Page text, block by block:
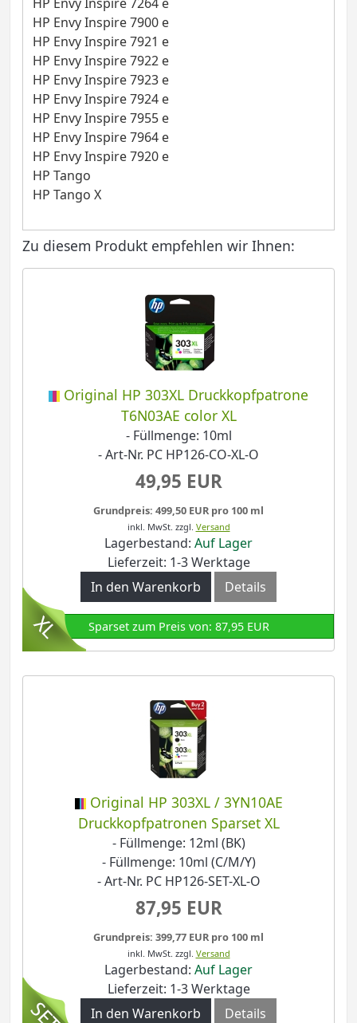
HP Envy Inspire 7900 e
HP Envy Inspire 7921 e
HP Envy Inspire 7922 e
HP Envy Inspire 7923 e
HP Envy Inspire 7924 e
HP Envy Inspire 7955 e
HP Envy Inspire 7964 e
HP Envy Inspire 7920 e
HP Tango
HP Tango X
Zu diesem Produkt empfehlen wir Ihnen:
Original HP 303XL Druckkopfpatrone
T6N03AE color XL
- Füllmenge: 10ml
- Art-Nr. PC HP126-CO-XL-O
49,95 EUR
Grundpreis: 499,50 EUR pro 100 ml
inkl. MwSt. zzgl. Versand
Lagerbestand: Auf Lager
Lieferzeit: 1-3 Werktage
In den Warenkorb
Details
Sparset zum Preis von: 87,95 EUR
Original HP 303XL / 3YN10AE
Druckkopfpatronen Sparset XL
- Füllmenge: 12ml (BK)
- Füllmenge: 10ml (C/M/Y)
- Art-Nr. PC HP126-SET-XL-O
87,95 EUR
Grundpreis: 399,77 EUR pro 100 ml
inkl. MwSt. zzgl. Versand
Lagerbestand: Auf Lager
Lieferzeit: 1-3 Werktage
In den Warenkorb
Details